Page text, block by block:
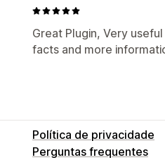
Great Plugin, Very
facts and more
Política de privacidade
Perguntas frequentes